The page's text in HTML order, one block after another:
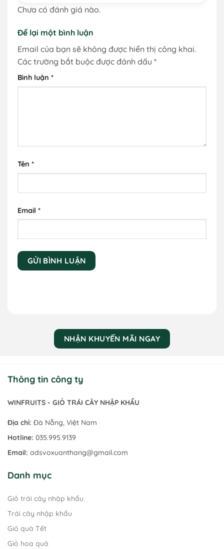
Chưa có đánh giá nào.
Để lại một bình luận
Email của bạn sẽ không được hiển thị công khai.
Các trường bắt buộc được đánh dấu *
Bình luận *
Tên *
Email *
NHẬN KHUYẾN MÃI NGAY
GIỎ TRÁI CÂY NHẬP KHẨU
Thông tin công ty
WINFRUITS - GIỎ TRÁI CÂY NHẬP KHẨU
Địa chỉ: Đà Nẵng, Việt Nam
Hotline: 035.995.9139
Email: adsvoxuanthang@gmail.com
Danh mục
Giỏ trái cây nhập khẩu
Trái cây nhập khẩu
Giỏ quà Tết
Giỏ hoa quả